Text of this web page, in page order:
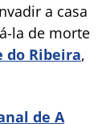
a casa
la de morte
do Ribeira,
de A